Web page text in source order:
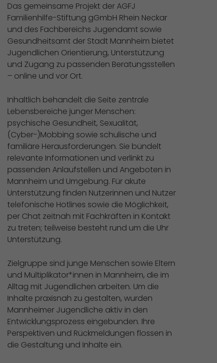
Das gemeinsame Projekt der AGFJ
Familienhilfe-Stiftung gGmbH Rhein Neckar
und des Fachbereichs Jugendamt sowie
Gesundheitsamt der Stadt Mannheim bietet
Jugendlichen Orientierung, Unterstützung
und Zugang zu passenden Beratungsstellen
– online und vor Ort.
Inhaltlich behandelt die Seite zentrale
Lebensbereiche junger Menschen:
psychische Gesundheit, Sexualität,
(Cyber-)Mobbing sowie schulische und
familiäre Herausforderungen. Sie bündelt
relevante Informationen und verlinkt zu
passenden Anlaufstellen und Angeboten in
Mannheim und Umgebung. Für akute
Unterstützung finden Nutzerinnen und Nutzer
telefonische Hotlines sowie die Möglichkeit,
per Chat zeitnah mit Fachkräften in Kontakt
zu treten; teilweise besteht rund um die Uhr
Unterstützung.
Zielgruppe sind junge Menschen sowie Eltern
und Multiplikator*innen in Mannheim, die im
Alltag mit Jugendlichen arbeiten. Um die
Inhalte praxisnah zu gestalten, wurden
Mannheimer Jugendliche aktiv in den
Entwicklungsprozess eingebunden. Ihre
Perspektiven und Rückmeldungen flossen in
die Gestaltung und Inhalte ein.